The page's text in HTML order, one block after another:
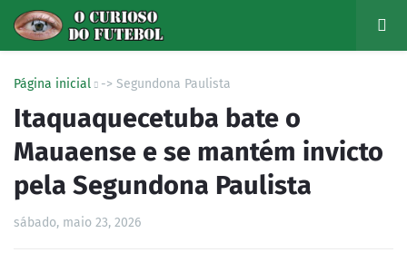
Página inicial -> Segundona Paulista
Itaquaquecetuba bate o
Mauaense e se mantém invicto
pela Segundona Paulista
sábado, maio 23, 2026